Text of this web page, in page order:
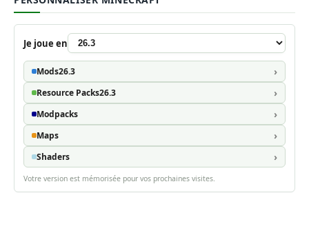
Je joue en
Mods26.3
Resource Packs26.3
Modpacks
Maps
Shaders
Votre version est mémorisée pour vos prochaines visites.